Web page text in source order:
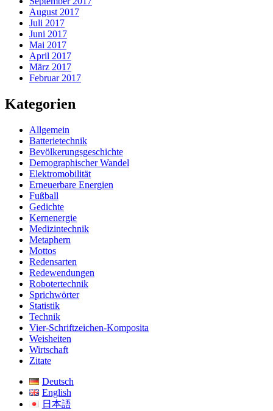
August 2017
Juli 2017
Juni 2017
Mai 2017
April 2017
März 2017
Februar 2017
Kategorien
Allgemein
Batterietechnik
Bevölkerungsgeschichte
Demographischer Wandel
Elektromobilität
Erneuerbare Energien
Fußball
Gedichte
Kernenergie
Medizintechnik
Metaphern
Mottos
Redensarten
Redewendungen
Robotertechnik
Sprichwörter
Statistik
Technik
Vier-Schriftzeichen-Komposita
Weisheiten
Wirtschaft
Zitate
Deutsch
English
日本語